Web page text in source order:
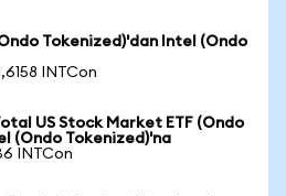
Tokenized)'dan Intel (Ondo
INTCon
US Stock Market ETF (Ondo
(Ondo Tokenized)'na
INTCon